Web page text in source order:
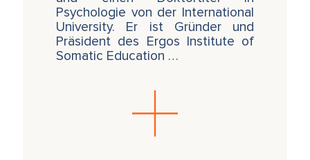
Bitte beachten:
Das Hotel Rigi erhebt eine
Tagespauschale von 32 CHF, wenn Sie
kein Zimmer im Hotel buchen. Diese
Tagespauschale schliesst das reichhaltige
Infrastruktur des Hotels mit ein.
Psychologie von der International
University. Er ist Gründer und
Präsident des Ergos Institute of
Somatic Education …